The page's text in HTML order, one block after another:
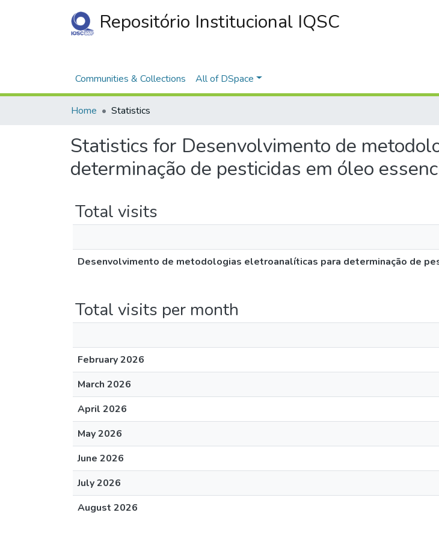
Repositório Institucional IQSC
Communities & Collections All of DSpace
Home Statistics
Statistics for Desenvolvimento de
determinação de pesticidas em óleo
Total visits
Desenvolvimento de metodologias eletroanalíticas para determinação de
Total visits per month
February 2026
March 2026
April 2026
May 2026
June 2026
July 2026
August 2026